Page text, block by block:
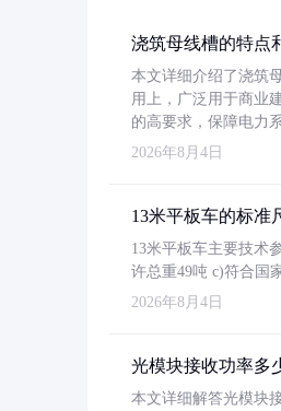
浇筑母线槽的特点
本文详细介绍了浇筑
用上，广泛用于商业
的高要求，保障电力
2026年8月4日
13米平板车的标准
13米平板车主要技术
许总重49吨 c)符合国
2026年8月4日
光模块接收功率多
本文详细解答光模块